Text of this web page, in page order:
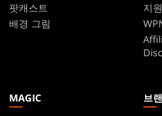
팟캐스트
배경 그림
지원
MAGIC
브